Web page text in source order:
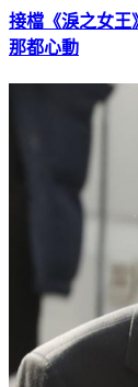
接檔《淚之女
那都心動